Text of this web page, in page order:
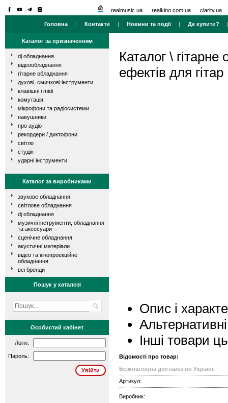
realmusic.ua realkino.com.ua clarity.ua
Головна | Контакти | Новини та події| Де купити?
Каталог за призначенням
dj обладнання
відеообладнання
гітарне обладнання
духові, смичкові інструменти
клавішні і midi
комутація
мікрофони та радіосистеми
навушники
про аудіо
рекордери / диктофони
світло
студія
ударні інструменти
Каталог за виробниками
звукове обладнання
світлове обладнання
dj обладнання
музичні інструменти, обладнання
та аксесуари
сценічне обладнання
акустичні матеріали
відео та кінопроекційне
обладнання
всі бренди
Пошук у каталозі
Особистий кабінет
Логін:
Пароль:
Каталог \ гітарне
ефектів для гітар
Опис і
Інші товари
Відомості про товар:
Безкоштовна доставка по Україні.
Артикул:
Виробник: